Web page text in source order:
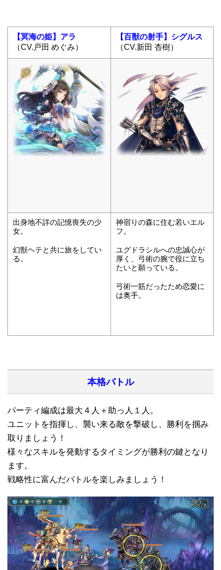
【冥海の姫】アラ
（CV.戸田 めぐみ）
【百獣の射手】シグルス
（CV.新田 杏樹）
出身地不詳の記憶喪失の少
女。
幻獣ヘテと共に旅をしてい
る。
神宿りの森に住む若いエル
フ。
ユグドラシルへの忠誠心が
厚く、弓術の腕で役に立ち
たいと願っている。
弓術一筋だったため恋愛に
は奥手。
本格バトル
パーティ編成は最大４人＋助っ人１人。
ユニットを指揮し、襲い来る敵を撃破し、勝利を掴み
取りましょう！
様々なスキルを発動するタイミングが勝利の鍵となり
ます。
戦略性に富んだバトルを楽しみましょう！